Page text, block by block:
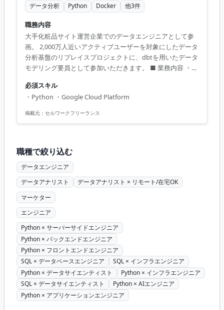
データ分析 Python Docker 他3件
職務内容
大手化粧品サイト運営企業でのデータエンジニアとして参
画。 2,000万人近いアクティブユーザーを対象にしたデータ
分析基盤のリプレイスプロジェクトに、dbtを用いたデータ
モデリング要員として参加いただきます。 ■ 業務内容 ・デ
の運用とリプレイスプロジェクトにおける開発支援 ・
BigQuery、Composer、Dockerなどを使用した環境構築お
よび運用 【アピールポイント】 ・フルリモートでの勤務が
境...
必須スキル
・Python ・Google Cloud Platform
掲載元： セルワークフリーランス
職種で絞り込む
データエンジニア
データアナリスト
データアナリスト × リモート/在宅OK
マーケター
エンジニア
Python × サーバーサイドエンジニア
Python × バックエンドエンジニア
Python × フロントエンドエンジニア
SQL × データベースエンジニア
SQL × インフラエンジニア
Python × データサイエンティスト
Python × インフラエンジニア
SQL × データサイエンティスト
Python × AIエンジニア
Python × アプリケーションエンジニア